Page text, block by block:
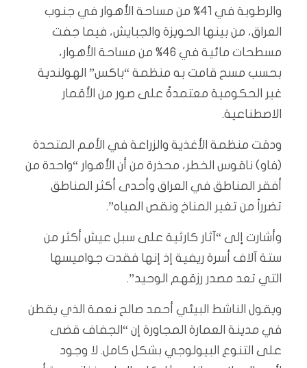
والرطوبة في 41% من مساحة الأهوار في جنوب
العراق، من بينها الحويزة والجبايش، فيما جفت
مسطحات مائية في 46% من مساحة الأهوار،
بحسب مسح قامت به منظمة “باكس” الهولندية
غير الحكومية معتمدةً على صور من الأقمار
الاصطناعية.
ودقت منظمة الأغذية والزراعة في الأمم المتحدة
(فاو) ناقوس الخطر، محذرة من أن الأهوار “واحدة من
أفقر المناطق في العراق وأحدى أكثر المناطق
تضرراً من تغير المناخ ونقص المياه”.
وأشارت إلى “آثار كارثية على سبل عيش أكثر من
ستة آلاف أسرة ريفية إذ إنها فقدت جواميسها
التي تعد مصدر رزقهم الوحيد”.
ويقول الناشط البيئي أحمد صالح نعمة الذي يقطن
في مدينة العمارة المجاورة إن “الجفاف قضى
على التنوع البيولوجي بشكل كامل. لا وجود